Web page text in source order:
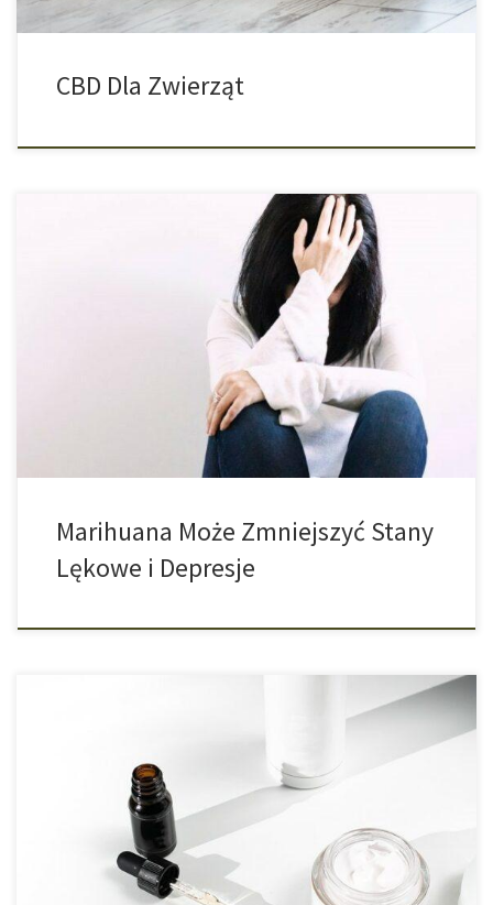
CBD Dla Zwierząt
Obecnie istnieje niewiele badań na temat skuteczności marihuany
w walce z depresją i lękiem. W 2019 roku naukowcy z
Uniwersytetu Stanowego Waszyngton po raz pierwszy
przeprowadzili badania na podstawie doświadczeń z życia
pacjentów z konopiami indyjskimi, gdzie już wykazano, że
największą skuteczność w walce z depresją uzyskano przy użyciu
Marihuana Może Zmniejszyć Stany
Lękowe i Depresje
Jakie Istnieją Produkty Zawierające Kannabidiol? CBD już na dobre
zadomowiło się w naszym codziennym życiu. Ta
niepsychoaktywna substancja czynna zyskuje bowiem coraz
większą popularność. Niemal codziennie pojawiają się nowe
produkty z zawartością CBD i nawet nauka i medycyna wykazują
duże zainteresowanie rośliną konopi i jej składnikami. Ale jakie
produkty CBD […]